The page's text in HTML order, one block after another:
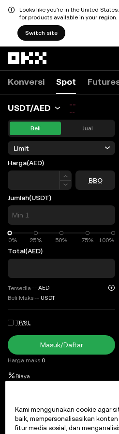
Looks like you're in the United
for products available in your region.
Switch site
Konversi Spot
USDT/AED --
--
Beli Jual
Limit
Harga(AED)
Harga
BBO
Jumlah(USDT)
0% 25% 50% 75% 100%
0%
Total(AED)
Tersedia -- AED
Beli Maks-- USDT
TP/SL
Masuk/Daftar
Harga maks 0
Biaya
Kami menggunakan cookie agar
baik, mempersonalisasikan
fitur media sosial, dan